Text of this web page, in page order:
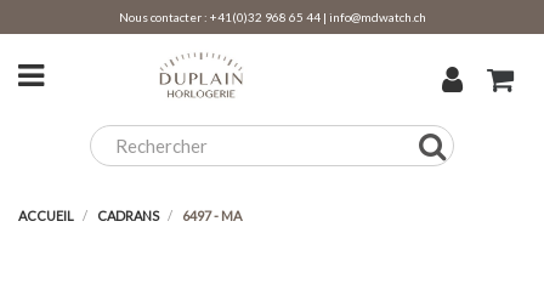
Nous contacter : +41(0)32 968 65 44| info@mdwatch.ch
ACCUEIL CADRANS 6497 - MA